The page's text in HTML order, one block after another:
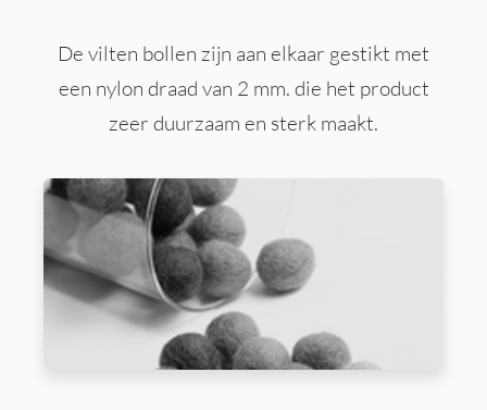
De vilten bollen zijn aan elkaar gestikt met
een nylon draad van 2 mm. die het product
zeer duurzaam en sterk maakt.